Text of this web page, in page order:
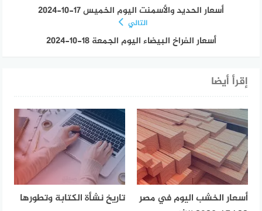
أسعار الحديد والأسمنت اليوم الخميس 17-10-2024
التالي
أسعار الفراخ البيضاء اليوم الجمعة 18-10-2024
إقرأ أيضا
أسعار الخشب اليوم في مصر
تاريخ نشأة الكتابة وتطورها